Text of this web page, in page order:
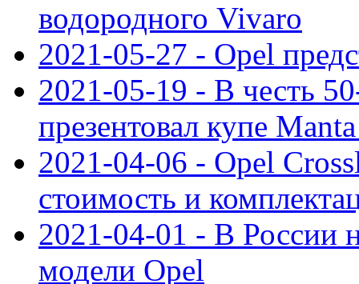
водородного Vivaro
2021-05-27 - Opel
2021-05-19 - В честь
презентовал купе
2021-04-06 - Opel
стоимость и
2021-04-01 - В России
модели Opel